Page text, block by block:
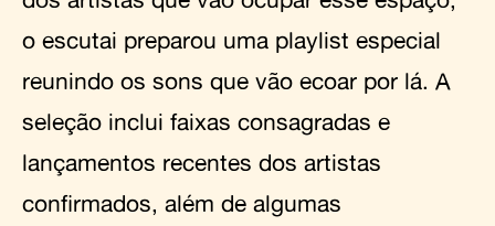
o escutai preparou uma playlist especial
reunindo os sons que vão ecoar por lá. A
seleção inclui faixas consagradas e
lançamentos recentes dos artistas
confirmados, além de algumas